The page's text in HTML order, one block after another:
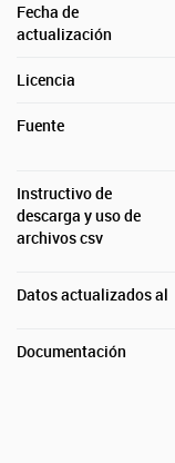
Fecha de
actualización
Licencia
Fuente
Instructivo de
descarga y uso de
archivos csv
Datos actualizados al
Documentación